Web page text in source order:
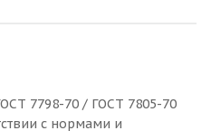
7798-70 / ГОСТ 7805-70
с нормами и